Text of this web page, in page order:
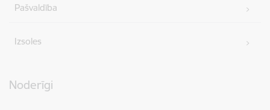
Pašvaldība
Izsoles
Noderīgi